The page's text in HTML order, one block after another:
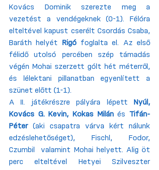
Kovács Dominik szerezte meg a
vezetést a vendégeknek (0-1). Félóra
elteltével kapust cserélt Csordás Csaba,
Baráth helyét
Rigó foglalta el. Az első
félidő utolsó percében szép támadás
végén Mohai szerzett gólt hét méterről,
és lélektani pillanatban egyenlített a
szünet előtt (1-1).
A II. játékrészre pályára lépett
Nyúl,
Kovács G. Kevin, Kokas Milán és Tifán-
Péter (aki csapatra várva kért nálunk
edzéslehetőséget), Fischl, Fodor,
Czumbil  valamint Mohai helyett. Alig öt
perc elteltével Hetyei Szilveszter